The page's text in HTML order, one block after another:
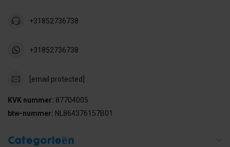
+31852736738
+31852736738
[email protected]
KVK nummer: 87704005
btw-nummer: NL864376157B01
Categorieën